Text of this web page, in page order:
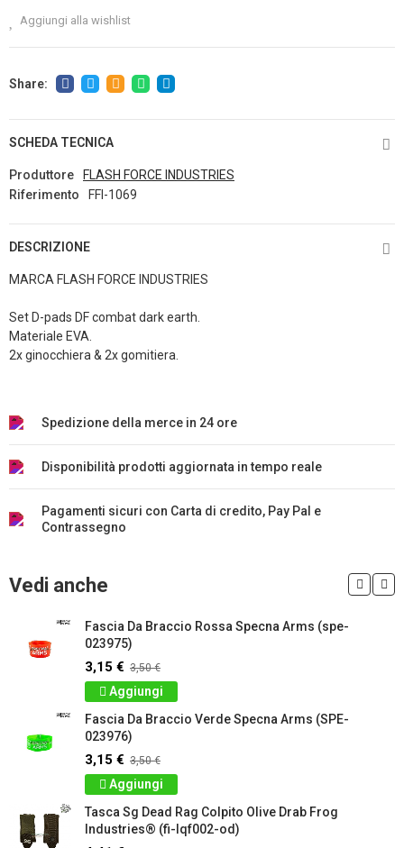
Aggiungi alla wishlist
SCHEDA TECNICA
Produttore
FLASH FORCE INDUSTRIES
Riferimento
FFI-1069
DESCRIZIONE
MARCA FLASH FORCE INDUSTRIES
Set D-pads DF combat dark earth.
Materiale EVA.
2x ginocchiera & 2x gomitiera.
Spedizione della merce in 24 ore
Disponibilità prodotti aggiornata in tempo reale
Pagamenti sicuri con Carta di credito, Pay Pal e
Contrassegno
Vedi anche
Fascia Da Braccio Rossa Specna Arms (spe-
023975)
3,15 € 3,50 €
Aggiungi
Fascia Da Braccio Verde Specna Arms (SPE-
023976)
3,15 € 3,50 €
Aggiungi
Tasca Sg Dead Rag Colpito Olive Drab Frog
Industries® (fi-lqf002-od)